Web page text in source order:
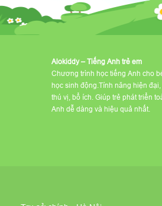
Alokiddy – Tiếng Anh trẻ em
Chương trình học tiếng Anh cho
học sinh động.Tính năng hiện
thú vị, bổ ích. Giúp trẻ phát triển
Anh dễ dàng và hiệu quả nhất.